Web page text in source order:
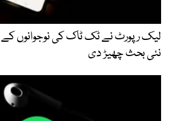
لیک رپورٹ نے ٹک ٹاک کی نوجوانوں
نئی بحث چھیڑ دی